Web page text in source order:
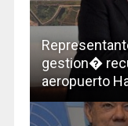
gestion�
aeropuerto